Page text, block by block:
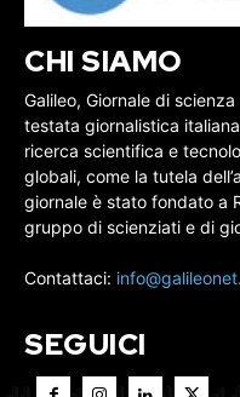
CHI SIAMO
Galileo, Giornale di
testata giornalistica
ricerca scientifica e
globali, come la tutela
giornale è stato fondato a
gruppo di scienziati e di
Contattaci:
SEGUICI